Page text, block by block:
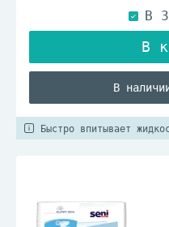
В
Быстро впитывает